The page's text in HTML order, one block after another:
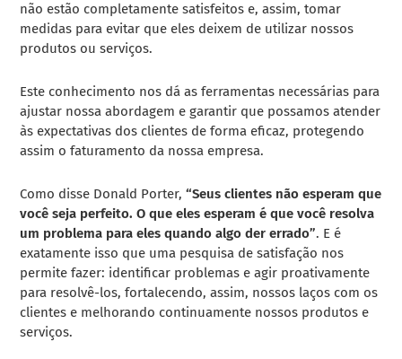
não estão completamente satisfeitos e, assim, tomar
medidas para evitar que eles deixem de utilizar nossos
produtos ou serviços.
Este conhecimento nos dá as ferramentas necessárias para
ajustar nossa abordagem e garantir que possamos atender
às expectativas dos clientes de forma eficaz, protegendo
assim o faturamento da nossa empresa.
Como disse Donald Porter, “Seus clientes não esperam que
você seja perfeito. O que eles esperam é que você resolva
um problema para eles quando algo der errado”. E é
exatamente isso que uma pesquisa de satisfação nos
permite fazer: identificar problemas e agir proativamente
para resolvê-los, fortalecendo, assim, nossos laços com os
clientes e melhorando continuamente nossos produtos e
serviços.